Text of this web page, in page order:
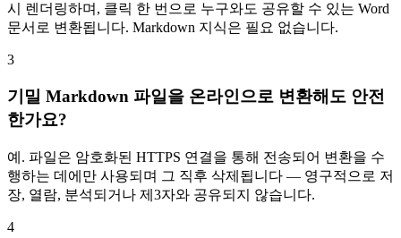
시 렌더링하며, 클릭 한 번으로 누구와도 공유할 수 있는 Word
문서로 변환됩니다. Markdown 지식은 필요 없습니다.
3
기밀 Markdown 파일을 온라인으로 변환해도 안전
한가요?
예. 파일은 암호화된 HTTPS 연결을 통해 전송되어 변환을 수
행하는 데에만 사용되며 그 직후 삭제됩니다 — 영구적으로 저
장, 열람, 분석되거나 제3자와 공유되지 않습니다.
4